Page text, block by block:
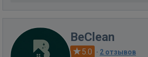
BeClean
5.0 · 2 отзывов